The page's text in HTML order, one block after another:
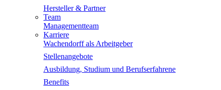
Hersteller & Partner
Team
Managementteam
Karriere
Wachendorff als Arbeitgeber
Stellenangebote
Ausbildung, Studium und Berufserfahrene
Benefits